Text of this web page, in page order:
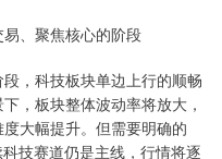
、聚焦核心的阶段
，科技板块单边上行的顺畅
，板块整体波动率将放大，
大幅提升。但需要明确的
技赛道仍是主线，行情将逐